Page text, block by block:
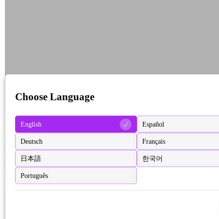
Choose Language
English Español
Deutsch Français
日本語 한국어
Português